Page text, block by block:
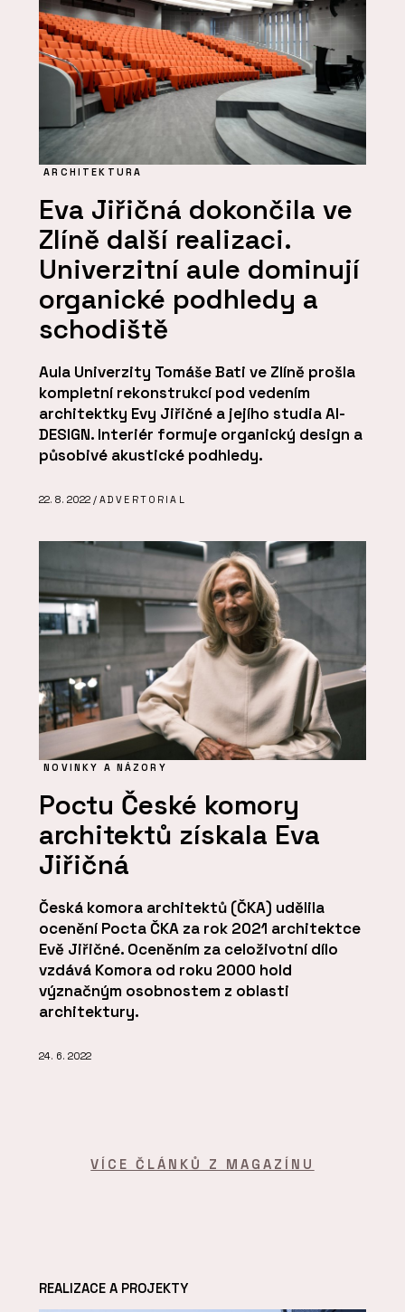
ARCHITEKTURA
Eva Jiřičná dokončila ve
Zlíně další realizaci.
Univerzitní aule dominují
organické podhledy a
schodiště
Aula Univerzity Tomáše Bati ve Zlíně prošla
kompletní rekonstrukcí pod vedením
architektky Evy Jiřičné a jejího studia AI-
DESIGN. Interiér formuje organický design a
působivé akustické podhledy.
22. 8. 2022 / ADVERTORIAL
NOVINKY A NÁZORY
Poctu České komory
architektů získala Eva
Jiřičná
Česká komora architektů (ČKA) udělila
ocenění Pocta ČKA za rok 2021 architektce
Evě Jiřičné. Oceněním za celoživotní dílo
vzdává Komora od roku 2000 hold
význačným osobnostem z oblasti
architektury.
24. 6. 2022
VÍCE ČLÁNKŮ Z MAGAZÍNU
REALIZACE A PROJEKTY